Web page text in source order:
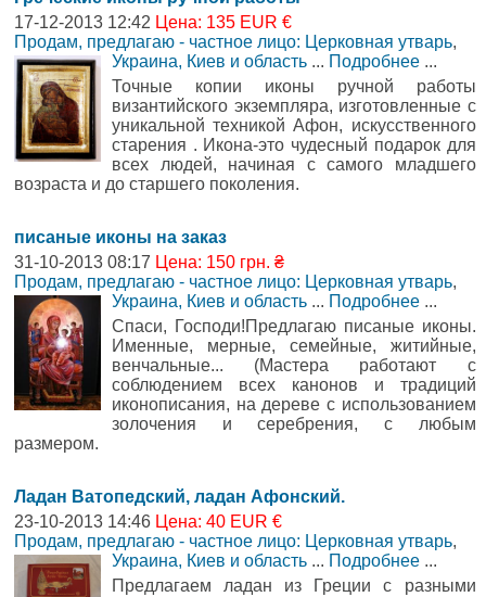
17-12-2013 12:42 Цена: 135 EUR €
Продам, предлагаю - частное лицо: Церковная утварь,
Украина, Киев и область ... Подробнее ...
Точные копии иконы ручной работы
византийского экземпляра, изготовленные с
уникальной техникой Афон, искусственного
старения . Икона-это чудесный подарок для
всех людей, начиная с самого младшего
возраста и до старшего поколения.
писаные иконы на заказ
31-10-2013 08:17 Цена: 150 грн. ₴
Продам, предлагаю - частное лицо: Церковная утварь,
Украина, Киев и область ... Подробнее ...
Спаси, Господи!Предлагаю писаные иконы.
Именные, мерные, семейные, житийные,
венчальные... (Мастера работают с
соблюдением всех канонов и традиций
иконописания, на дереве с использованием
золочения и серебрения, с любым
размером.
Ладан Ватопедский, ладан Афонский.
23-10-2013 14:46 Цена: 40 EUR €
Продам, предлагаю - частное лицо: Церковная утварь,
Украина, Киев и область ... Подробнее ...
Предлагаем ладан из Греции с разными